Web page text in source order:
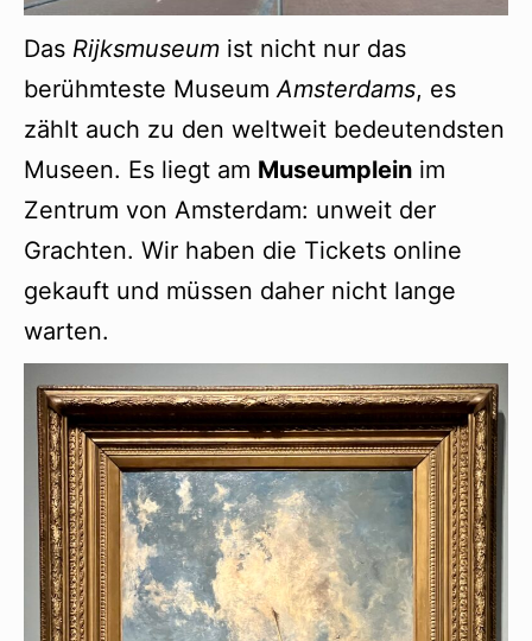
Das Rijksmuseum ist nicht nur das
berühmteste MuseumAmsterdams, es
zählt auch zu den weltweit bedeutendsten
Museen. Es liegt am Museumplein im
Zentrum von Amsterdam: unweit der
Grachten. Wir haben die Tickets online
gekauft und müssen daher nicht lange
warten.